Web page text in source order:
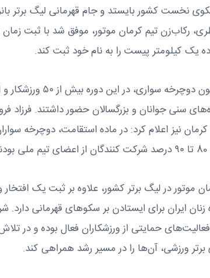
نخست کشور بایستد و جام قهرمانی لیگ برتر
یک کیلومتر پیست را به نام خود ثبت کند.
به گفته نماینده فدراسیون دوچرخه
سنی جوانان و بزرگسالان حضور داشتند. فرزاد
موتور در لیگ برتر کشور، علاوه بر ثبت یک افتخار
زنان ایران برای ایستادن بر سکوهای قهرمانی
فعالیت‌های حمایتی از ورزشکاران فعال بوده و در
ورزشی، آن‌ها را در مسیر رشد همراهی کند.